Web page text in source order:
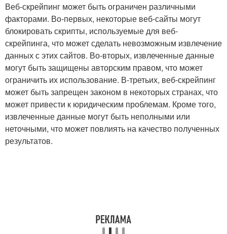
Веб-скрейпинг может быть ограничен различными
факторами. Во-первых, некоторые веб-сайты могут
блокировать скрипты, используемые для веб-
скрейпинга, что может сделать невозможным извлечение
данных с этих сайтов. Во-вторых, извлеченные данные
могут быть защищены авторским правом, что может
ограничить их использование. В-третьих, веб-скрейпинг
может быть запрещен законом в некоторых странах, что
может привести к юридическим проблемам. Кроме того,
извлеченные данные могут быть неполными или
неточными, что может повлиять на качество полученных
результатов.